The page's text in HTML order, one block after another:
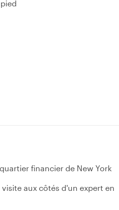
financier de New York
aux côtés d'un expert en